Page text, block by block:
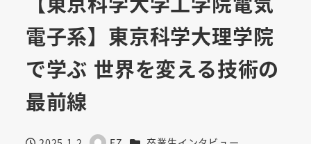
電子系】東京科学大理学院
で学ぶ 世界を変える技術の
最前線